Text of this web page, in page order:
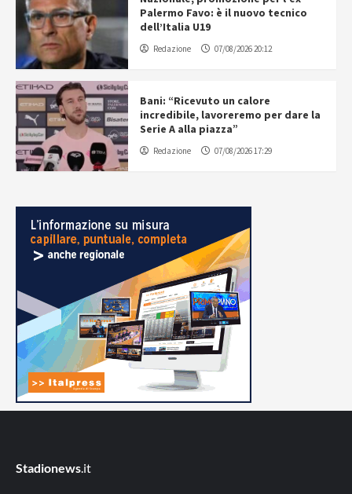
Palermo Favo: è il nuovo tecnico
dell’Italia U19
Redazione 07/08/2026 20:12
Bani: “Ricevuto un calore
incredibile, lavoreremo per dare la
Serie A alla piazza”
Redazione 07/08/2026 17:29
Stadionews.it